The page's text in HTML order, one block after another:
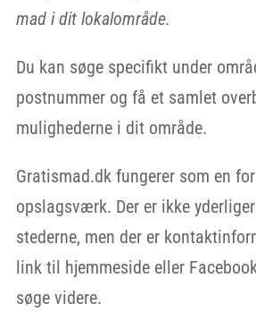
mad i dit lokalområde.
Du kan søge specifikt under
postnummer og få et samlet
mulighederne i dit område.
Gratismad.dk fungerer som en
opslagsværk. Der er ikke
stederne, men der er
link til hjemmeside eller
søge videre.